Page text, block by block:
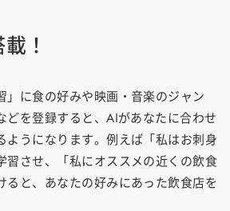
！
」に食の好みや映画・音楽のジャン
どを登録すると、AIがあなたに合わせ
ようになります。例えば「私はお刺身
習させ、「私にオススメの近くの飲食
ると、あなたの好みにあった飲食店を